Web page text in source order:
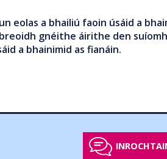
eolas a bhailiú faoin úsáid a
gnéithe áirithe den
a bhainimid as fianáin.